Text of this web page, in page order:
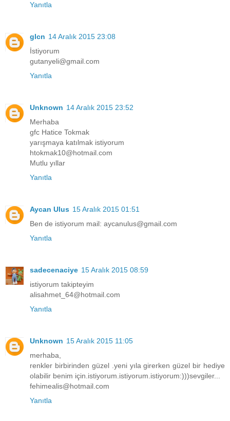
Yanıtla
glcn 14 Aralık 2015 23:08
İstiyorum
gutanyeli@gmail.com
Yanıtla
Unknown 14 Aralık 2015 23:52
Merhaba
gfc Hatice Tokmak
yarışmaya katılmak istiyorum
htokmak10@hotmail.com
Mutlu yıllar
Yanıtla
Aycan Ulus 15 Aralık 2015 01:51
Ben de istiyorum mail: aycanulus@gmail.com
Yanıtla
sadecenaciye 15 Aralık 2015 08:59
istiyorum takipteyim
alisahmet_64@hotmail.com
Yanıtla
Unknown 15 Aralık 2015 11:05
merhaba,
renkler birbirinden güzel .yeni yıla girerken güzel bir hediye
olabilir benim için.istiyorum.istiyorum.istiyorum:)))sevgiler...
fehimealis@hotmail.com
Yanıtla